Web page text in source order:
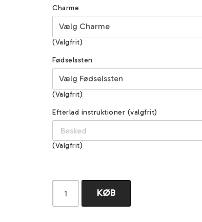
Charme
(Valgfrit)
Fødselssten
(Valgfrit)
Efterlad instruktioner (valgfrit)
(Valgfrit)
KØB